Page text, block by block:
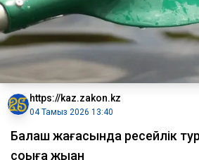
https://kaz.zakon.kz
04 Тамыз 2026 13:40
Балқаш жағасында ресейлік
соққыға жыққан